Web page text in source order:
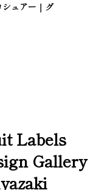
ュアー｜グ
Labels
Gallery